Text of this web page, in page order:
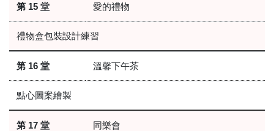
第 15 堂 愛的禮物
禮物盒包裝設計練習
第 16 堂 溫馨下午茶
點心圖案繪製
第 17 堂 同樂會